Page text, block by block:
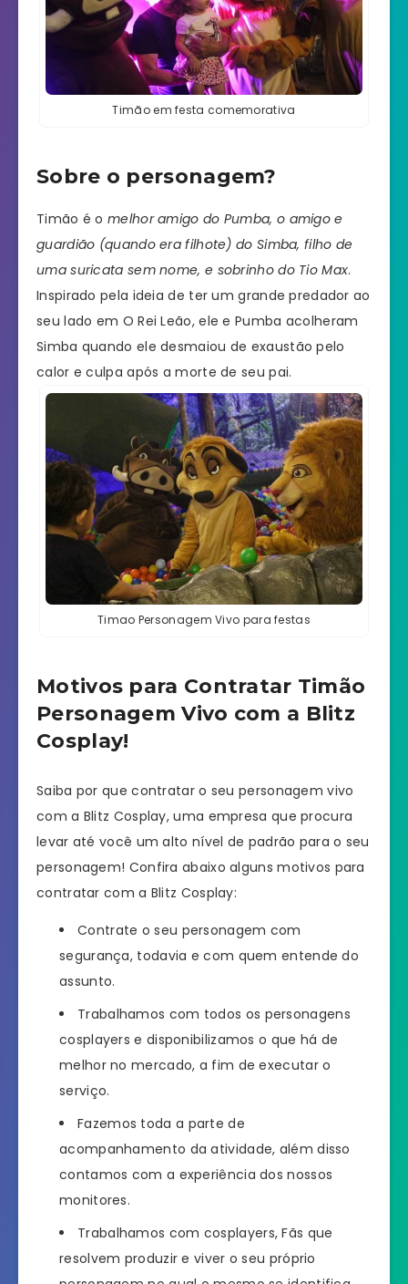
Timão em festa comemorativa
Sobre o personagem?
Timão é o melhor amigo do Pumba, o amigo e
guardião (quando era filhote) do Simba, filho de
uma suricata sem nome, e sobrinho do Tio Max.
Inspirado pela ideia de ter um grande predador ao
seu lado em O Rei Leão, ele e Pumba acolheram
Simba quando ele desmaiou de exaustão pelo
calor e culpa após a morte de seu pai.
Timao Personagem Vivo para festas
Motivos para Contratar Timão
Personagem Vivo com a Blitz
Cosplay!
Saiba por que contratar o seu personagem vivo
com a Blitz Cosplay, uma empresa que procura
levar até você um alto nível de padrão para o seu
personagem! Confira abaixo alguns motivos para
contratar com a Blitz Cosplay:
Contrate o seu personagem com
segurança, todavia e com quem entende do
assunto.
Trabalhamos com todos os personagens
cosplayers e disponibilizamos o que há de
melhor no mercado, a fim de executar o
serviço.
Fazemos toda a parte de
acompanhamento da atividade, além disso
contamos com a experiência dos nossos
monitores.
Trabalhamos com cosplayers, Fãs que
resolvem produzir e viver o seu próprio